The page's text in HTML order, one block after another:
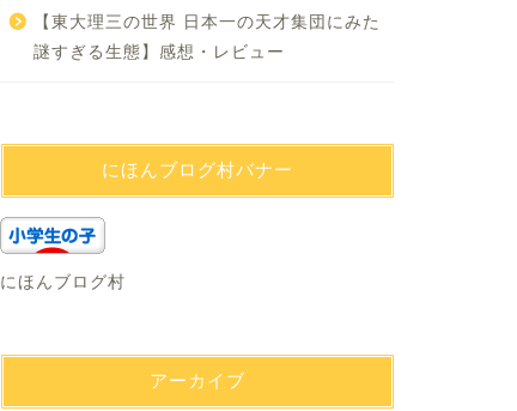
【東大理三の世界 日本一の天才集団にみた
謎すぎる生態】感想・レビュー
にほんブログ村バナー
にほんブログ村
アーカイブ